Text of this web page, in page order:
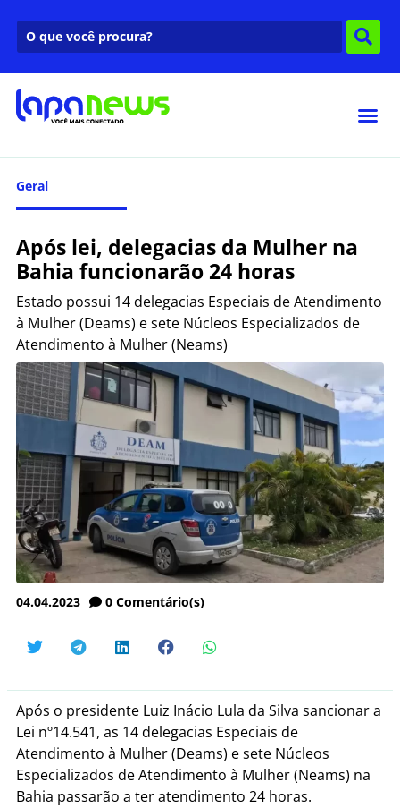
Geral
Após lei, delegacias da Mulher na
Bahia funcionarão 24 horas
Estado possui 14 delegacias Especiais de Atendimento
à Mulher (Deams) e sete Núcleos Especializados de
Atendimento à Mulher (Neams)
04.04.2023 0 Comentário(s)
Após o presidente Luiz Inácio Lula da Silva sancionar a
Lei nº14.541, as 14 delegacias Especiais de
Atendimento à Mulher (Deams) e sete Núcleos
Especializados de Atendimento à Mulher (Neams) na
Bahia passarão a ter atendimento 24 horas.